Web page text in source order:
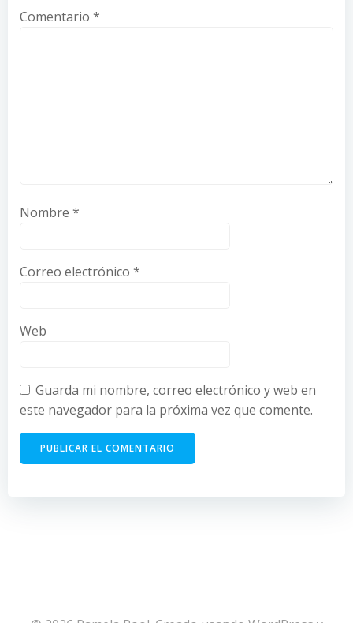
Comentario *
Nombre *
Correo electrónico *
Web
Guarda mi nombre, correo electrónico y web en
este navegador para la próxima vez que comente.